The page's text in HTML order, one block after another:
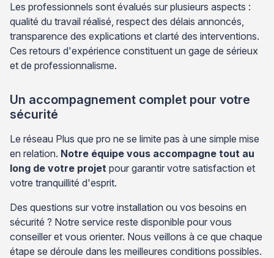
Les professionnels sont évalués sur plusieurs aspects :
qualité du travail réalisé, respect des délais annoncés,
transparence des explications et clarté des interventions.
Ces retours d'expérience constituent un gage de sérieux
et de professionnalisme.
Un accompagnement complet pour votre
sécurité
Le réseau Plus que pro ne se limite pas à une simple mise
en relation. Notre équipe vous accompagne tout au
long de votre projet pour garantir votre satisfaction et
votre tranquillité d'esprit.
Des questions sur votre installation ou vos besoins en
sécurité ? Notre service reste disponible pour vous
conseiller et vous orienter. Nous veillons à ce que chaque
étape se déroule dans les meilleures conditions possibles.